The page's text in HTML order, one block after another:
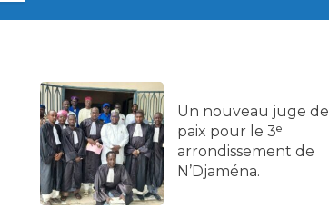
Un nouveau juge de
paix pour le 3ᵉ
arrondissement de
N’Djaména.